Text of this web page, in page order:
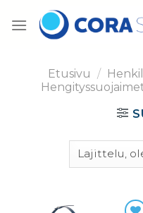
Etusivu /